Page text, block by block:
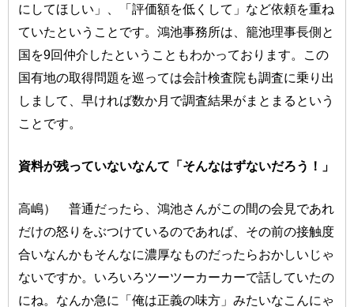
にしてほしい」、「評価額を低くして」など依頼を重ね
ていたということです。鴻池事務所は、籠池理事長側と
国を9回仲介したということもわかっております。この
国有地の取得問題を巡っては会計検査院も調査に乗り出
しまして、早ければ数か月で調査結果がまとまるという
ことです。
資料が残っていないなんて「そんなはずないだろう！」
高嶋） 普通だったら、鴻池さんがこの間の会見であれ
だけの怒りをぶつけているのであれば、その前の接触度
合いなんかもそんなに濃厚なものだったらおかしいじゃ
ないですか。いろいろツーツーカーカーで話していたの
にね。なんか急に「俺は正義の味方」みたいなこんにゃ